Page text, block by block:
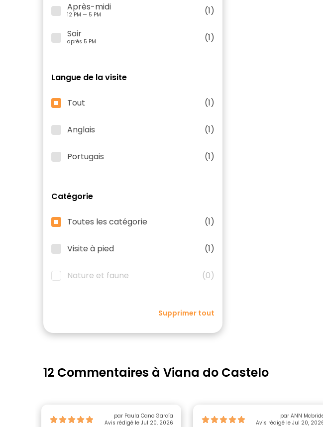
Après-midi
12 PM — 5 PM
(1)
Soir
après 5 PM (1)
Langue de la visite
Tout (1)
Anglais (1)
Portugais (1)
Catégorie
Toutes les catégorie (1)
Visite à pied (1)
Nature et faune (0)
Supprimer tout
12 Commentaires à Viana do Castelo
par Paula Cano García
Avis rédigé le Jul 20, 2026
par ANN
Avis rédigé le Jul 20,